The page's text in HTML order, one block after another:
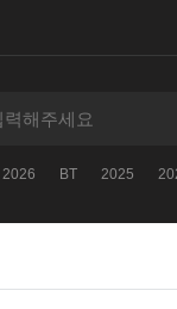
2026 BT 2025